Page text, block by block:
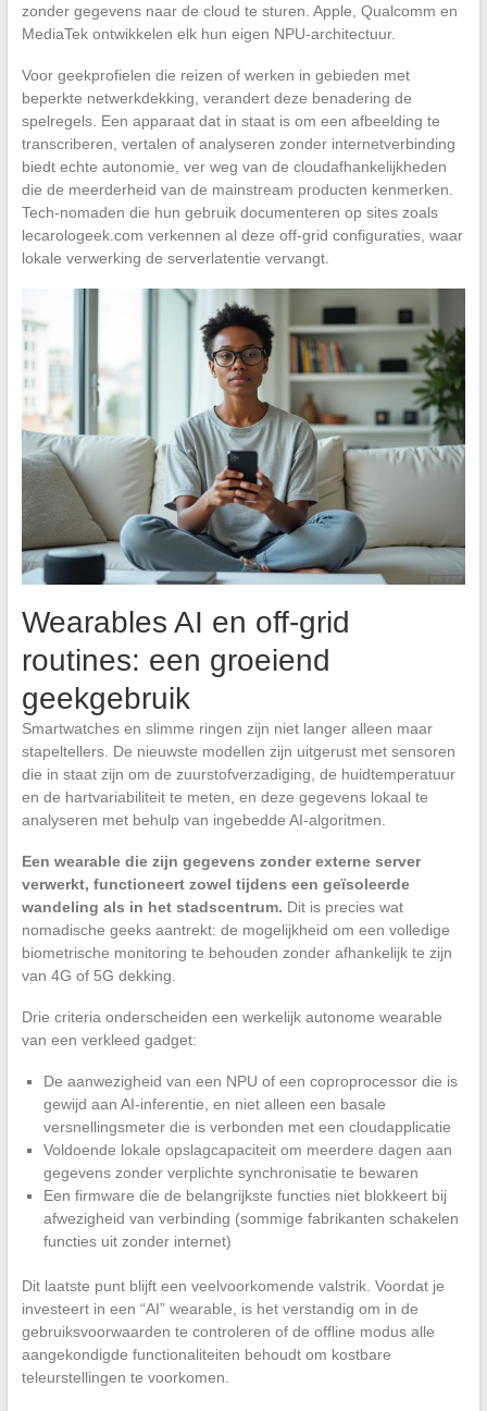
zonder gegevens naar de cloud te sturen. Apple, Qualcomm en
MediaTek ontwikkelen elk hun eigen NPU-architectuur.
Voor geekprofielen die reizen of werken in gebieden met
beperkte netwerkdekking, verandert deze benadering de
spelregels. Een apparaat dat in staat is om een afbeelding te
transcriberen, vertalen of analyseren zonder internetverbinding
biedt echte autonomie, ver weg van de cloudafhankelijkheden
die de meerderheid van de mainstream producten kenmerken.
Tech-nomaden die hun gebruik documenteren op sites zoals
lecarologeek.com verkennen al deze off-grid configuraties, waar
lokale verwerking de serverlatentie vervangt.
Wearables AI en off-grid
routines: een groeiend
geekgebruik
Smartwatches en slimme ringen zijn niet langer alleen maar
stapeltellers. De nieuwste modellen zijn uitgerust met sensoren
die in staat zijn om de zuurstofverzadiging, de huidtemperatuur
en de hartvariabiliteit te meten, en deze gegevens lokaal te
analyseren met behulp van ingebedde AI-algoritmen.
Een wearable die zijn gegevens zonder externe server
verwerkt, functioneert zowel tijdens een geïsoleerde
wandeling als in het stadscentrum. Dit is precies wat
nomadische geeks aantrekt: de mogelijkheid om een volledige
biometrische monitoring te behouden zonder afhankelijk te zijn
van 4G of 5G dekking.
Drie criteria onderscheiden een werkelijk autonome wearable
van een verkleed gadget:
De aanwezigheid van een NPU of een coproprocessor die is
gewijd aan AI-inferentie, en niet alleen een basale
versnellingsmeter die is verbonden met een cloudapplicatie
Voldoende lokale opslagcapaciteit om meerdere dagen aan
gegevens zonder verplichte synchronisatie te bewaren
Een firmware die de belangrijkste functies niet blokkeert bij
afwezigheid van verbinding (sommige fabrikanten schakelen
functies uit zonder internet)
Dit laatste punt blijft een veelvoorkomende valstrik. Voordat je
investeert in een “AI” wearable, is het verstandig om in de
gebruiksvoorwaarden te controleren of de offline modus alle
aangekondigde functionaliteiten behoudt om kostbare
teleurstellingen te voorkomen.